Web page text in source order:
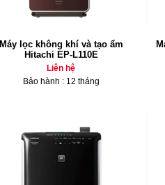
Máy lọc không khí và tạo ẩm
Hitachi EP-L110E
Liên hệ
Bảo hành : 12 tháng